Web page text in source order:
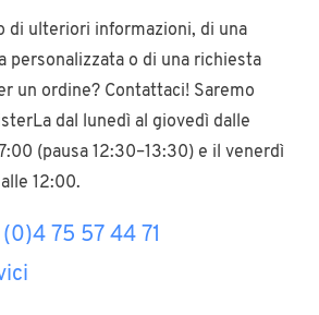
di ulteriori informazioni, di una
personalizzata o di una richiesta
un ordine? Contattaci! Saremo
dal lunedì al giovedì dalle
(pausa 12:30–13:30) e il venerdì
12:00.
75 57 44 71
Tappi di chiusura
Inserti per tubi
Puntali di plastica
Piedi regolabili
Pomelli filettati
Paracolpi adesivi
Pressacavi